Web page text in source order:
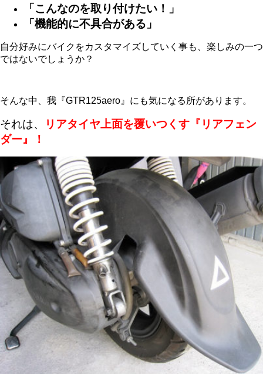
「こんなのを取り付けたい！」
「機能的に不具合がある」
自分好みにバイクをカスタマイズしていく事も、楽しみの一つ
ではないでしょうか？
そんな中、我『GTR125aero』にも気になる所があります。
それは、
リアタイヤ上面を覆いつくす『リアフェン
ダー』！